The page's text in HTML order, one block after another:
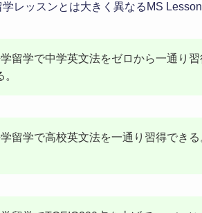
レッスンとは大きく異なるMS
留学で中学英文法をゼロから一通り
留学で高校英文法を一通り習得でき